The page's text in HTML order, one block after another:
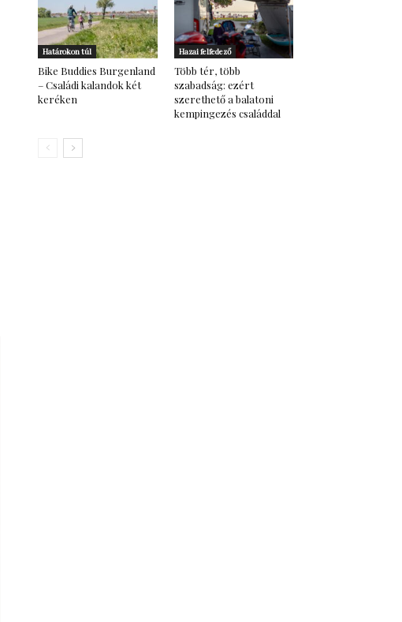
Határokon túl
Bike Buddies Burgenland
– Családi kalandok két
keréken
Hazai felfedező
Több tér, több
szabadság: ezért
szerethető a balatoni
kempingezés családdal